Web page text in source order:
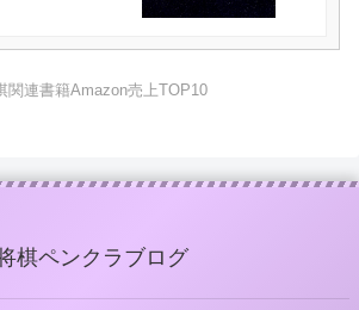
関連書籍Amazon売上TOP10
棋ペンクラブログ